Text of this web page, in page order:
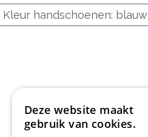
Kleur handschoenen: blauw
Deze website maakt
gebruik van cookies.